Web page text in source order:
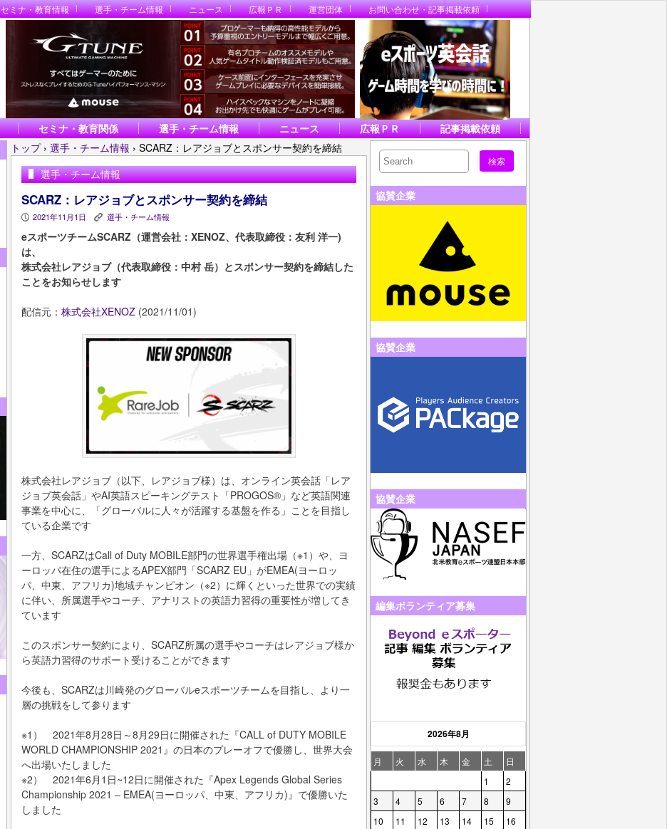
セミナ・教育情報 選手・チーム情報 ニュース 広報ＰＲ 運営団体 お問い合わせ・記事掲載依頼
セミナ・教育関係 選手・チーム情報 ニュース 広報ＰＲ
記事掲載依頼
トップ › 選手・チーム情報 › SCARZ：レアジョブとスポンサー契約を締結
選手・チーム情報
SCARZ：レアジョブとスポンサー契約を締結
P 2021年11月1日 K 選手・チーム情報
eスポーツチームSCARZ（運営会社：XENOZ、代表取締役：友利 洋一)
は、
株式会社レアジョブ（代表取締役：中村 岳）とスポンサー契約を締結した
ことをお知らせします
配信元： 株式会社XENOZ (2021/11/01)
株式会社レアジョブ（以下、レアジョブ様）は、オンライン英会話「レア
ジョブ英会話」やAI英語スピーキングテスト「PROGOS®」など英語関連
事業を中心に、「グローバルに人々が活躍する基盤を作る」ことを目指し
ている企業です
一方、SCARZはCall of Duty MOBILE部門の世界選手権出場（※1）や、ヨ
ーロッパ在住の選手によるAPEX部門「SCARZ EU」がEMEA(ヨーロッ
パ、中東、アフリカ)地域チャンピオン（※2）に輝くといった世界での実績
に伴い、所属選手やコーチ、アナリストの英語力習得の重要性が増してき
ています
このスポンサー契約により、SCARZ所属の選手やコーチはレアジョブ様か
ら英語力習得のサポート受けることができます
今後も、SCARZは川崎発のグローバルeスポーツチームを目指し、より一
層の挑戦をして参ります
※1） 2021年8月28日～8月29日に開催された『CALL of DUTY MOBILE
WORLD CHAMPIONSHIP 2021』の日本のプレーオフで優勝し、世界大会
へ出場いたしました
※2） 2021年6月1日~12日に開催された『Apex Legends Global Series
Championship 2021 – EMEA(ヨーロッパ、中東、アフリカ)』で優勝いた
しました
協賛企業
協賛企業
協賛企業
編集ボランティア募集
2026年8月
月 火 水 木 金 土
日
1
2
3
4 5 6 7 8
9
10
11 12 13 14 15
16